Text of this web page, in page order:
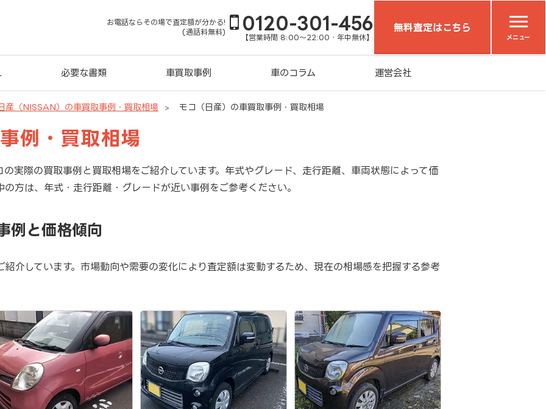
お電話ならその場で査定額が分かる!
(通話料無料)
0120-301-456
【営業時間 8:00～22:00・年中無休】
無料査定はこちら
メニュー
必要な書類 車買取事例 車のコラム 運営会社
産（NISSAN）の車買取事例・買取相場 モコ（日産）の車買取事例・買取相場
例・買取相場
実際の買取事例と買取相場をご紹介しています。年式やグレード、走行距離、車両状態によって価
方は、年式・走行距離・グレードが近い事例をご参考ください。
例と価格傾向
介しています。市場動向や需要の変化により査定額は変動するため、現在の相場感を把握する参考